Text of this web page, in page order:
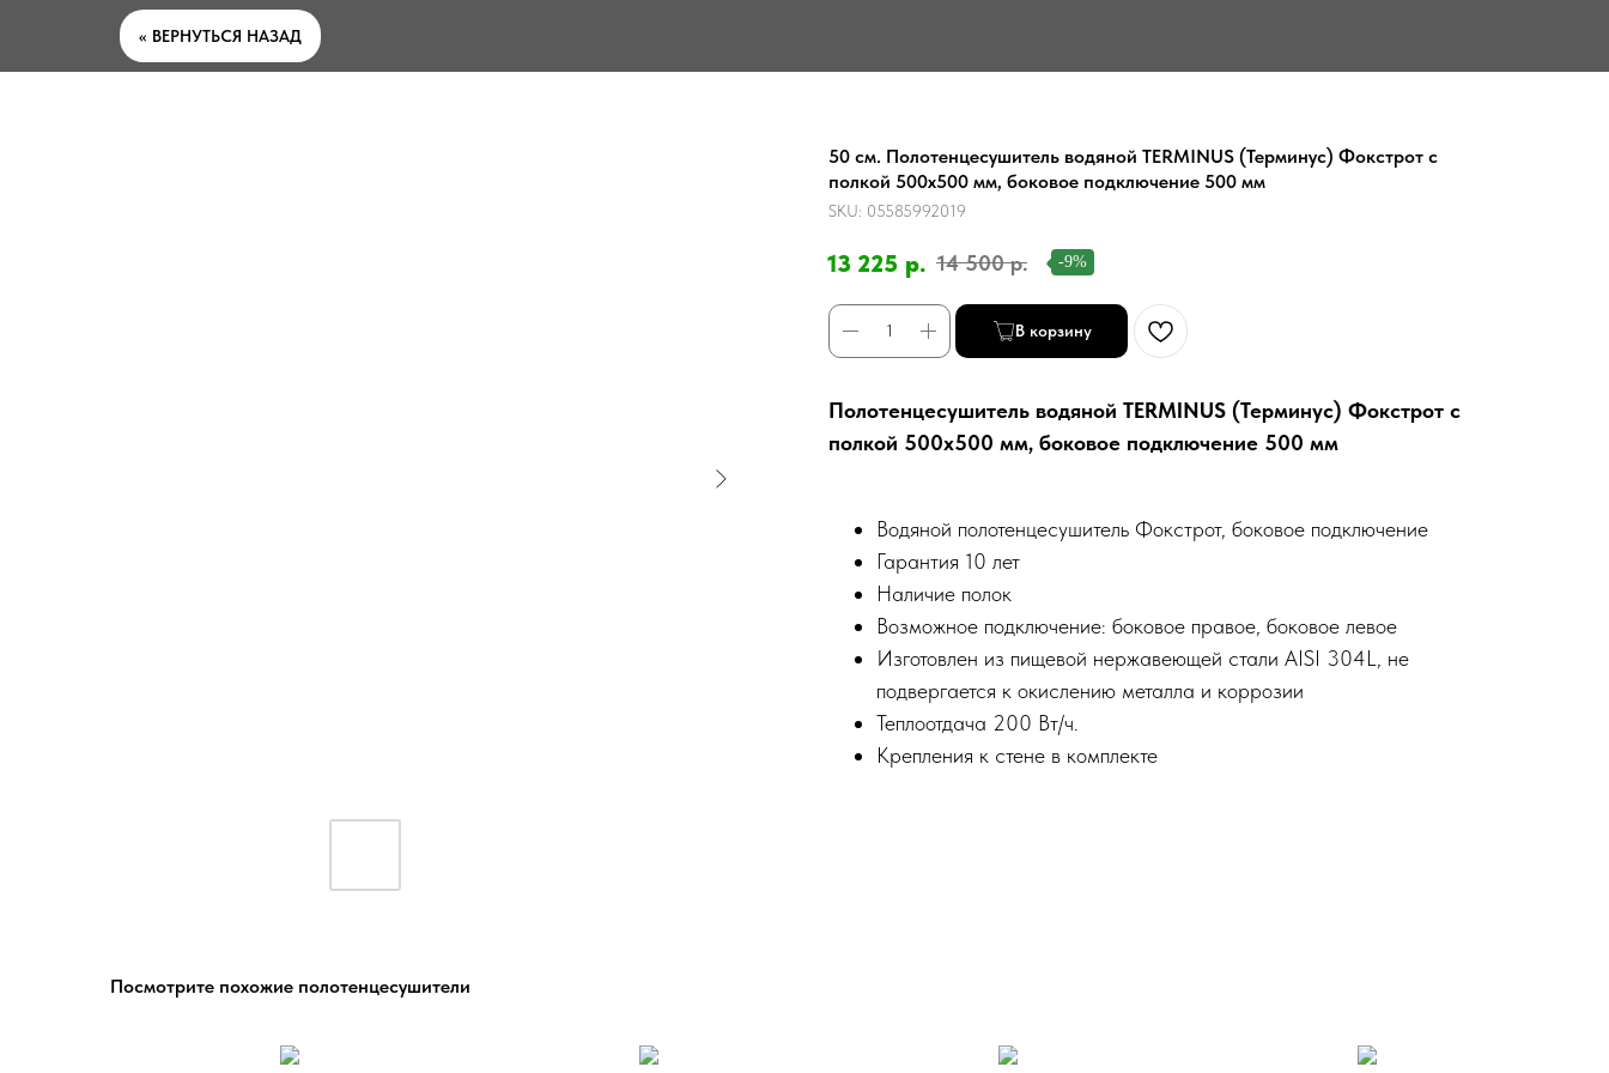
<< ВЕРНУТЬСЯ НАЗАД
50 см. Полотенцесушитель водяной TERMINUS (Терминус) Фокстрот с
полкой 500х500 мм, боковое подключение 500 мм
SKU: 05585992019
13 225 р. 14 500 р. -9%
В корзину
Полотенцесушитель водяной TERMINUS (Терминус) Фокстрот с
полкой 500х500 мм, боковое подключение 500 мм
Водяной полотенцесушитель Фокстрот, боковое подключение
Гарантия 10 лет
Наличие полок
Возможное подключение: боковое правое, боковое левое
Изготовлен из пищевой нержавеющей стали AISI 304L, не
подвергается к окислению металла и коррозии
Теплоотдача 200 Вт/ч.
Крепления к стене в комплекте
Посмотрите похожие полотенцесушители